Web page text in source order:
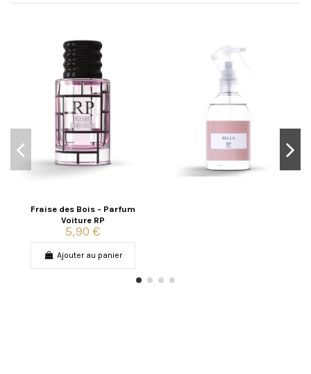
Fraise des Bois - Parfum
Voiture RP
5,90 €
Ajouter au panier